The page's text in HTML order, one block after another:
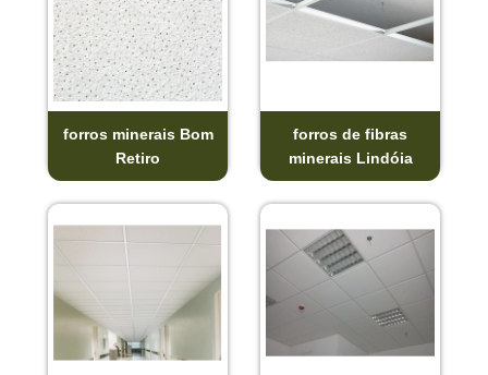
forros minerais Bom
Retiro
forros de fibras
minerais Lindóia